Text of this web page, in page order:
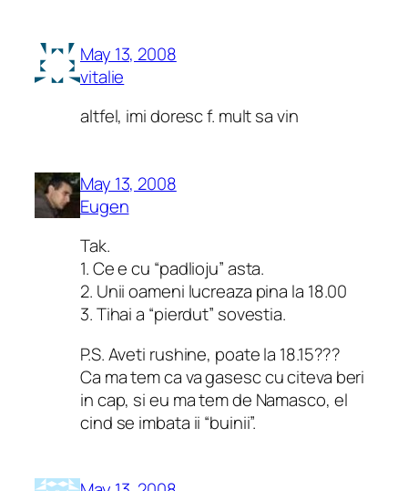
May 13, 2008
vitalie
altfel, imi doresc f. mult sa vin
May 13, 2008
Eugen
Tak.
1. Ce e cu “padlioju” asta.
2. Unii oameni lucreaza pina la 18.00
3. Tihai a “pierdut” sovestia.
P.S. Aveti rushine, poate la 18.15???
Ca ma tem ca va gasesc cu citeva beri
in cap, si eu ma tem de Namasco, el
cind se imbata ii “buinii”.